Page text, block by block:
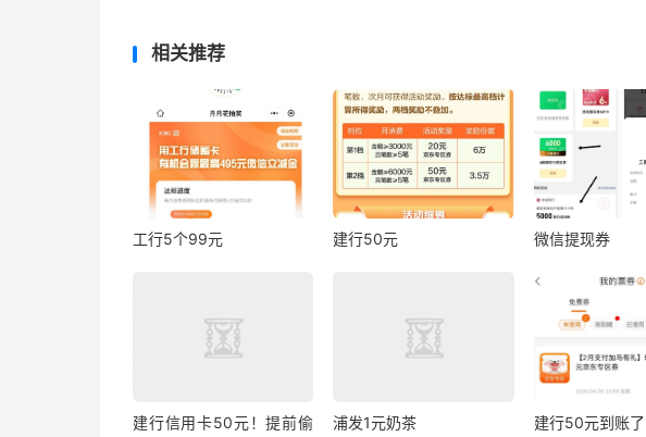
相关推荐
工行5个99元 建行50元 微信提现券
建行信用卡50元！提前偷
浦发1元奶茶 建行50元到账了